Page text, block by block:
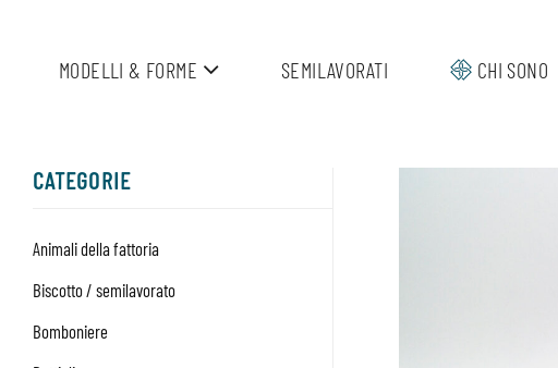
MODELLI & FORME SEMILAVORATI CHI SONO
CATEGORIE
Animali della fattoria
Biscotto / semilavorato
Bomboniere